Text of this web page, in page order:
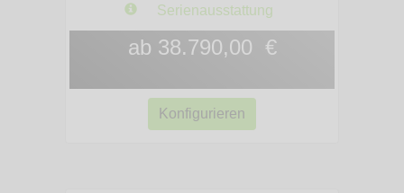
Serienausstattung
ab 38.790,00 €
Konfigurieren